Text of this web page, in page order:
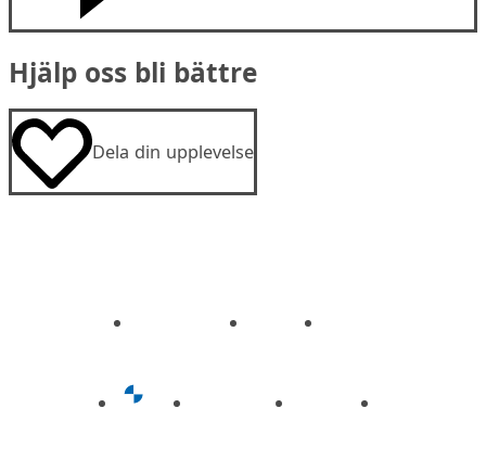
Hjälp oss bli bättre
Dela din upplevelse